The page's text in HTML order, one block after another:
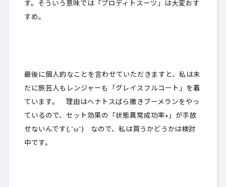
す。そういう意味では「プロディトスーツ」は大変おす
すめ。
最後に個人的なことを言わせていただきますと、私は未
だに旅芸人もレンジャーも「グレイスフルコート」を着
ています。 理由はヘナトスばら撒きブーメランをやっ
ているので、セット効果の「状態異常成功率+」が手放
せないんです(;^ω^) なので、私は買うかどうかは検討
中です。